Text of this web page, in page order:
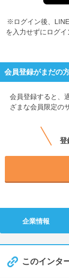
※ログイン後、
を入力せずにログ
会員登録がまだの
会員登録すると、
ざまな会員限定の
登
企業情報
このインタ